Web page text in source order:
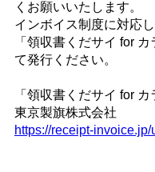
くお願いいたします。
インボイス制度に対応
「領収書くだサイ for
て発行ください。
「領収書くだサイ for カ
東京製旗株式会社
https://receipt-